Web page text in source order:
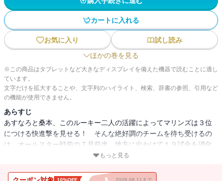
カートに入れる
お気に入り
試し読み
ほかの巻を見る
※この商品はタブレットなど大きなディスプレイを備えた機器で読むことに適し
ています。
文字だけを拡大することや、文字列のハイライト、検索、辞書の参照、引用など
の機能が使用できません。
あらすじ
あすなろと桑本、このルーキー二人の活躍によってマリンズは３位
につける快進撃を見せる！ そんな絶好調のチームを待ち受けるの
は、オールスター戦前の７月前半、地方に出かけて１９試合を消化
する「死のロード」!! ただでさえ肉体的、そして精神的にも厳しい
なものに仕組まれていた……！ あすなろたちはオーナーの思惑を
もっと見る
10%OFF 2026.08.11まで